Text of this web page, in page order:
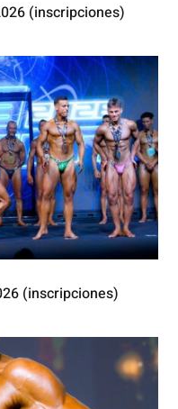
(inscripciones)
(inscripciones)